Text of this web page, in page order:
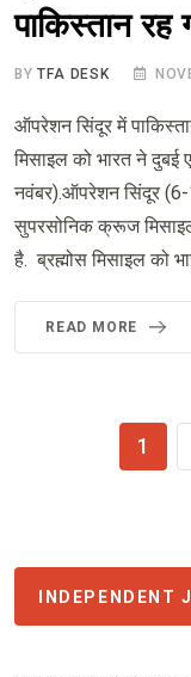
पाकिस्तान रह
BYTFA DESK
ऑपरेशन सिंदूर में
मिसाइल को भारत ने दुबई
नवंबर).ऑपरेशन सिंदूर (6-
सुपरसोनिक क्रूज मिसाइल
है. ब्रह्मोस मिसाइल को
READ MORE
1
INDEPENDENT